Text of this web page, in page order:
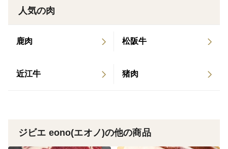
人気の肉
鹿肉 松阪牛
近江牛 猪肉
ジビエ eono(エオノ)の他の商品